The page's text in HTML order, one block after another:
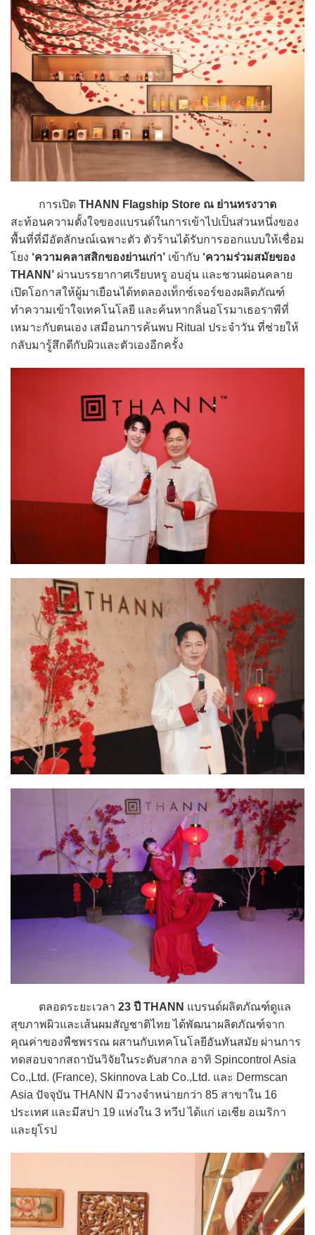
การเปิด THANN Flagship Store ณ ย่านทรงวาด
สะท้อนความตั้งใจของแบรนด์ในการเข้าไปเป็นส่วนหนึ่งของ
พื้นที่ที่มีอัตลักษณ์เฉพาะตัว ตัวร้านได้รับการออกแบบให้เชื่อม
โยง ‘ความคลาสสิกของย่านเก่า’ เข้ากับ ‘ความร่วมสมัยของ
THANN’ ผ่านบรรยากาศเรียบหรู อบอุ่น และชวนผ่อนคลาย
เปิดโอกาสให้ผู้มาเยือนได้ทดลองเท็กซ์เจอร์ของผลิตภัณฑ์
ทำความเข้าใจเทคโนโลยี และค้นหากลิ่นอโรมาเธอราพีที่
เหมาะกับตนเอง เสมือนการค้นพบ Ritual ประจำวัน ที่ช่วยให้
กลับมารู้สึกดีกับผิวและตัวเองอีกครั้ง
ตลอดระยะเวลา 23 ปี THANN แบรนด์ผลิตภัณฑ์ดูแล
สุขภาพผิวและเส้นผมสัญชาติไทย ได้พัฒนาผลิตภัณฑ์จาก
คุณค่าของพืชพรรณ ผสานกับเทคโนโลยีอันทันสมัย ผ่านการ
ทดสอบจากสถาบันวิจัยในระดับสากล อาทิ Spincontrol Asia
Co.,Ltd. (France), Skinnova Lab Co.,Ltd. และ Dermscan
Asia ปัจจุบัน THANN มีวางจำหน่ายกว่า 85 สาขาใน 16
ประเทศ และมีสปา 19 แห่งใน 3 ทวีป ได้แก่ เอเชีย อเมริกา
และยุโรป